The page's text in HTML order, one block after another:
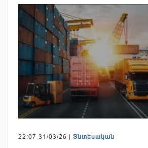
22:07 31/03/26 | Տնտեսական